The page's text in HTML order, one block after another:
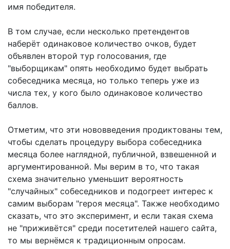
имя победителя.
В том случае, если несколько претендентов
наберёт одинаковое количество очков, будет
объявлен второй тур голосования, где
"выборщикам" опять необходимо будет выбрать
собеседника месяца, но только теперь уже из
числа тех, у кого было одинаковое количество
баллов.
Отметим, что эти нововведения продиктованы тем,
чтобы сделать процедуру выбора собеседника
месяца более наглядной, публичной, взвешенной и
аргументированной. Мы верим в то, что такая
схема значительно уменьшит вероятность
"случайных" собеседников и подогреет интерес к
самим выборам "героя месяца". Также необходимо
сказать, что это эксперимент, и если такая схема
не "приживётся" среди посетителей нашего сайта,
то мы вернёмся к традиционным опросам.